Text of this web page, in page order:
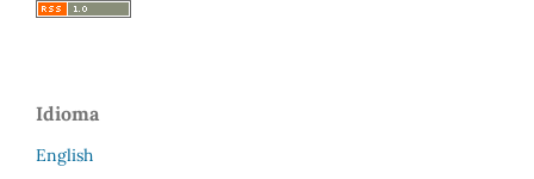
Idioma
English